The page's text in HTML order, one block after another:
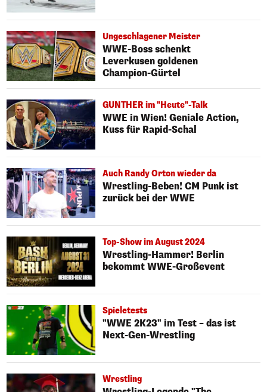
Ungeschlagener Meister
WWE-Boss schenkt
Leverkusen goldenen
Champion-Gürtel
GUNTHER im "Heute"-Talk
WWE in Wien! Geniale Action,
Kuss für Rapid-Schal
Auch Randy Orton wieder da
Wrestling-Beben! CM Punk ist
zurück bei der WWE
Top-Show im August 2024
Wrestling-Hammer! Berlin
bekommt WWE-Großevent
Spieletests
"WWE 2K23" im Test – das ist
Next-Gen-Wrestling
Wrestling